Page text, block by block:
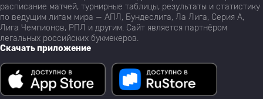
расписание матчей, турнирные таблицы, результаты и статистику
по ведущим лигам мира — АПЛ, Бундеслига, Ла Лига, Серия А,
Лига Чемпионов, РПЛ и другим. Сайт является партнёром
легальных российских букмекеров.
Скачать приложение